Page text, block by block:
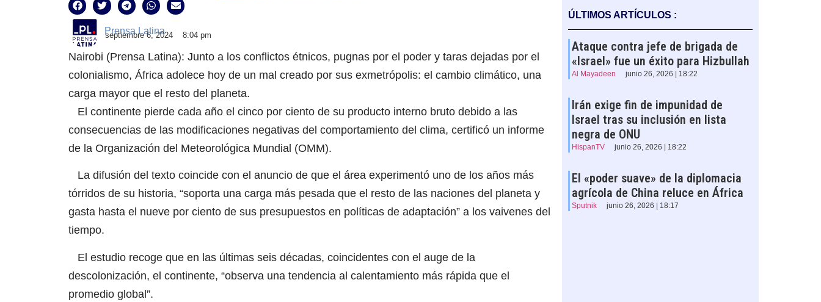
Prensa Latina
septiembre 6, 2024 8:04 pm
Nairobi (Prensa Latina): Junto a los conflictos étnicos, pugnas por el poder y taras dejadas por el
colonialismo, África adolece hoy de un mal creado por sus exmetrópolis: el cambio climático, una
carga mayor que el resto del planeta.
El continente pierde cada año el cinco por ciento de su producto interno bruto debido a las
consecuencias de las modificaciones negativas del comportamiento del clima, certificó un informe
de la Organización del Meteorológica Mundial (OMM).
La difusión del texto coincide con el anuncio de que el área experimentó uno de los años más
tórridos de su historia, “soporta una carga más pesada que el resto de las naciones del planeta y
gasta hasta el nueve por ciento de sus presupuestos en políticas de adaptación” a los vaivenes del
tiempo.
El estudio recoge que en las últimas seis décadas, coincidentes con el auge de la
descolonización, el continente, “observa una tendencia al calentamiento más rápida que el
promedio global”.
ÚLTIMOS ARTÍCULOS :
Ataque contra jefe de brigada de
«Israel» fue un éxito para Hizbullah
Al Mayadeen junio 26, 2026 | 18:22
Irán exige fin de impunidad de
Israel tras su inclusión en lista
negra de ONU
HispanTV junio 26, 2026 | 18:22
El «poder suave» de la diplomacia
agrícola de China reluce en África
Sputnik junio 26, 2026 | 18:17